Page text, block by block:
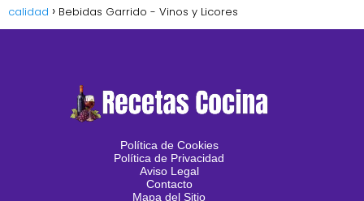
calidad
Bebidas Garrido - Vinos y Licores
Política de Cookies
Política de Privacidad
Aviso Legal
Contacto
Mapa del Sitio